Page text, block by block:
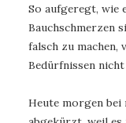
So aufgeregt, wie
Bauchschmerzen
falsch zu machen,
Bedürfnissen
Heute morgen bei